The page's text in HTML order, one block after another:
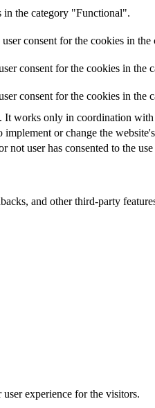
in the category "Functional".
consent for the cookies in
consent for the cookies in the
consent for the cookies in the
It works only in coordination
or change the
user has consented to the
and other third-party
experience for the visitors.